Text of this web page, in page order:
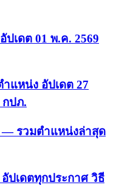
เดต 01 พ.ค. 2569
แหน่ง อัปเดต 27
กปภ.
— รวมตำแหน่งล่าสุด
ปเดตทุกประกาศ วิธี